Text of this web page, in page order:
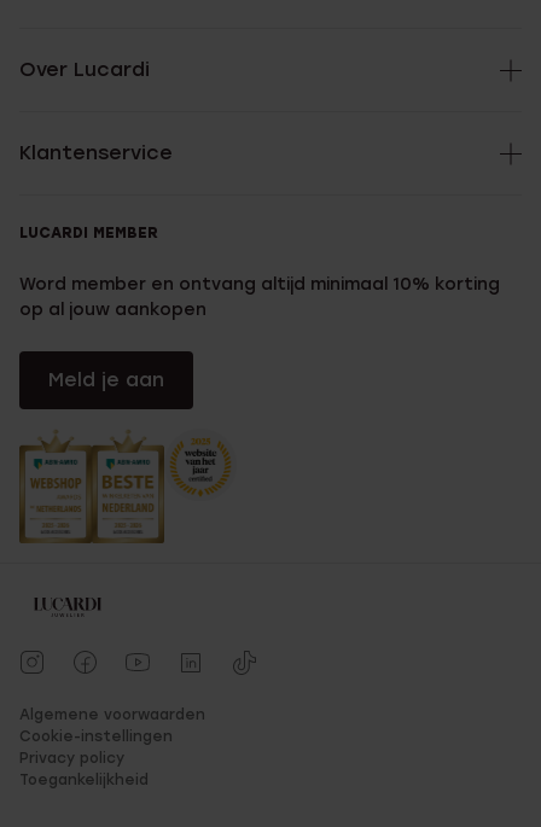
Over Lucardi
Klantenservice
LUCARDI MEMBER
Word member en ontvang altijd minimaal 10% korting
op al jouw aankopen
Meld je aan
Algemene voorwaarden
Cookie-instellingen
Privacy policy
Toegankelijkheid